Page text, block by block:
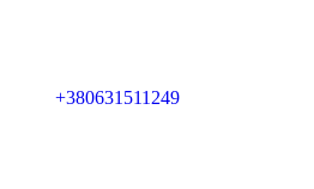
+380631511249